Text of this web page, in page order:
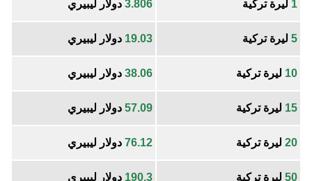
1 ليرة تركية 3.806 دولار ليبيري
5 ليرة تركية 19.03 دولار ليبيري
10 ليرة تركية 38.06 دولار ليبيري
15 ليرة تركية 57.09 دولار ليبيري
20 ليرة تركية 76.12 دولار ليبيري
50 ليرة تركية 190.3 دولار ليبيري